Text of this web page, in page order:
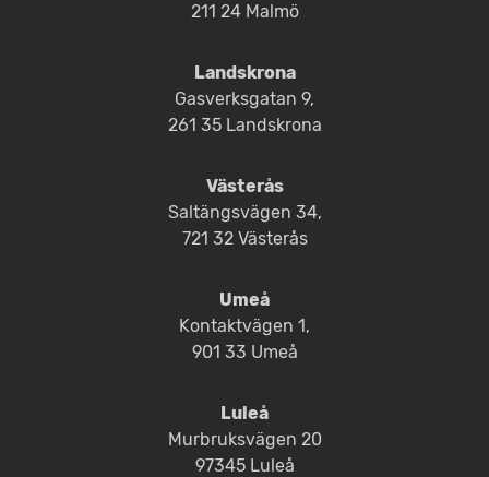
211 24 Malmö
Landskrona
Gasverksgatan 9,
261 35 Landskrona
Västerås
Saltängsvägen 34,
721 32 Västerås
Umeå
Kontaktvägen 1,
901 33 Umeå
Luleå
Murbruksvägen 20
97345 Luleå